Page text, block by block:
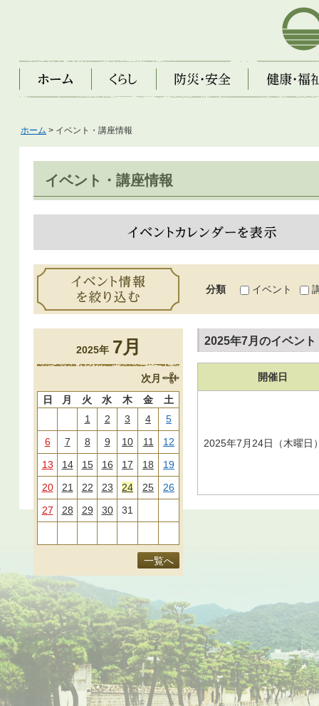
芦屋市
ホーム くらし 防災・安全 健康・福祉・
ホーム > イベント・講座情報
イベント・講座情報
イベント情報を絞り込む
分類
イベント
2025年 7月
次月
日
月 火 水 木 金
土
1
2 3 4
5
6
7 8 9 10 11
12
13
14 15 16 17 18
19
20
21 22 23 24 25
26
27
28 29 30 31
一覧へ
2025年7月のイベント
開催日
2025年7月24日（木曜日